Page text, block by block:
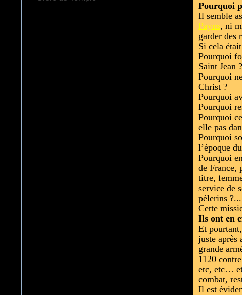
Pourquoi
Il semble
Payns, ni
garder des
Si cela
Pourquoi
Saint Jean ?
Pourquoi
Christ ?
Pourquoi
Pourquoi
Pourquoi
elle pas
Pourquoi
l’époque
Pourquoi
de France,
titre,
service de
pèlerins ?...
Cette
Ils ont en
Et
juste
grande
1120
etc, etc… et
combat,
Il est